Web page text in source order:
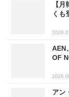
【
くも
AEN
OF
アン